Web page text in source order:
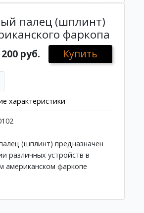
палец (шплинт)
фаркопа
руб. Купить
характеристики
(шплинт) предназначен
различных устройств в
американском фаркопе